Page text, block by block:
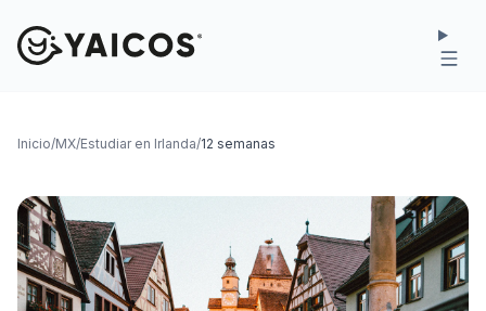
Inicio/MX/Estudiar en Irlanda/12 semanas